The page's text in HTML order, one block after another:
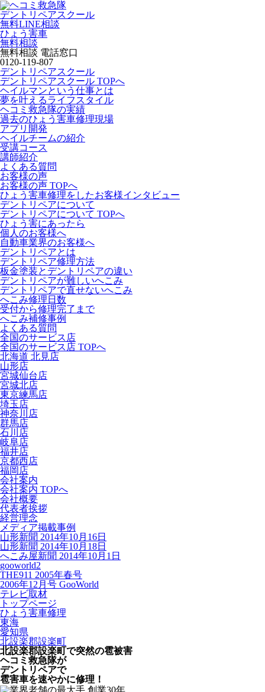
デントリペアスクール
無料LINE相談
ひょう害車
無料相談
無料相談 電話窓口
0120-119-807
デントリペアスクール
デントリペアスクール TOPへ
ヘイルマンという仕事とは
夢を叶えるライフスタイル
ヘコミ救急隊の実績
過去のひょう害車修理現場
アプリ開発
ヘイルチームの紹介
受講コース
講師紹介
よくある質問
お客様の声
お客様の声 TOPへ
ひょう害車修理をしたお客様インタビュー
デントリペアについて
デントリペアについて TOPへ
ひょう害にあったら
個人のお客様へ
自動車業界のお客様へ
デントリペアとは
デントリペア修理方法
板金塗装とデントリペアの違い
デントリペアが難しいへこみ
デントリペアで直せないへこみ
へこみ修理日数
受付から修理完了まで
へこみ補修事例
よくある質問
全国のサービス店
全国のサービス店 TOPへ
北海道 北見店
山形店
宮城仙台店
宮城北店
東京練馬店
埼玉店
神奈川店
群馬店
石川店
岐阜店
福井店
京都西店
福岡店
会社案内
会社案内 TOPへ
会社概要
代表者挨拶
経営理念
メディア掲載事例
山形新聞 2014年10月16日
山形新聞 2014年10月18日
へこみ屋新聞 2014年10月1日
gooworld2
THE911 2005年春号
2006年12月号 GooWorld
テレビ取材
トップページ
ひょう害車修理
東海
愛知県
北設楽郡設楽町
北設楽郡設楽町で突然の雹被害
ヘコミ救急隊が
デントリペアで
雹害車を速やかに修理！